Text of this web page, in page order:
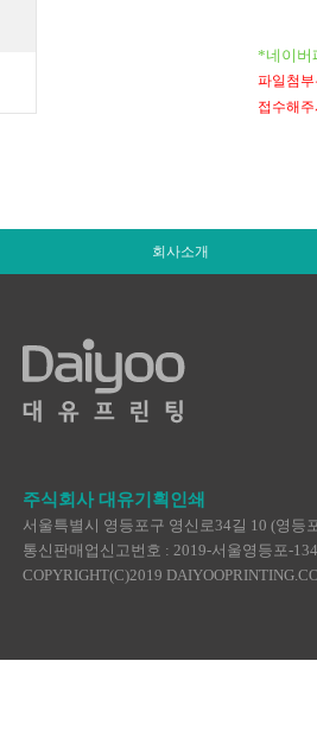
*네이버
파일첨부
접수해
회사소개
주식회사 대유기획인쇄
서울특별시 영등포구 영신로34길 10 (영등
통신판매업신고번호 : 2019-서울영등포-
COPYRIGHT(C)2019